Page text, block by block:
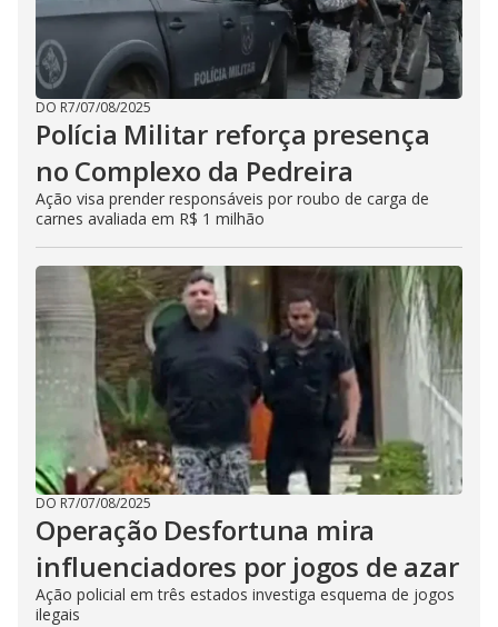
DO R7/07/08/2025
Polícia Militar reforça presença
no Complexo da Pedreira
Ação visa prender responsáveis por roubo de carga de
carnes avaliada em R$ 1 milhão
DO R7/07/08/2025
Operação Desfortuna mira
influenciadores por jogos de azar
Ação policial em três estados investiga esquema de jogos
ilegais